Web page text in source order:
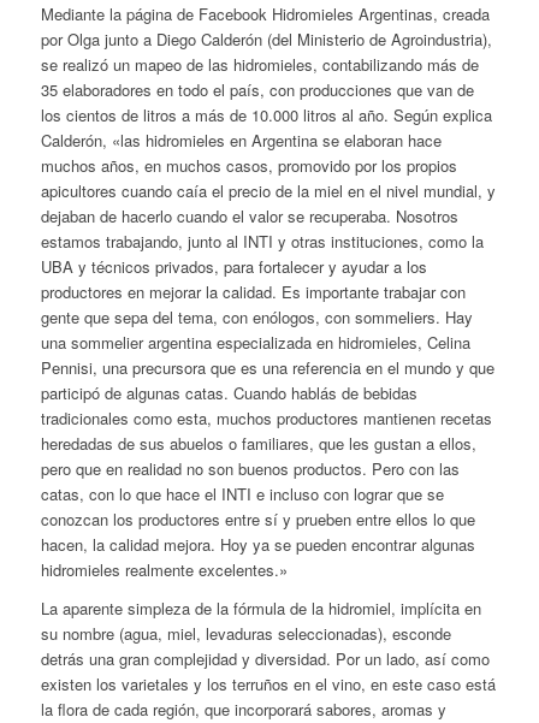
Mediante la página de Facebook Hidromieles Argentinas, creada
por Olga junto a Diego Calderón (del Ministerio de Agroindustria),
se realizó un mapeo de las hidromieles, contabilizando más de
35 elaboradores en todo el país, con producciones que van de
los cientos de litros a más de 10.000 litros al año. Según explica
Calderón, «las hidromieles en Argentina se elaboran hace
muchos años, en muchos casos, promovido por los propios
apicultores cuando caía el precio de la miel en el nivel mundial, y
dejaban de hacerlo cuando el valor se recuperaba. Nosotros
estamos trabajando, junto al INTI y otras instituciones, como la
UBA y técnicos privados, para fortalecer y ayudar a los
productores en mejorar la calidad. Es importante trabajar con
gente que sepa del tema, con enólogos, con sommeliers. Hay
una sommelierargentina especializada en hidromieles, Celina
Pennisi, una precursora que es una referencia en el mundo y que
participó de algunas catas. Cuando hablás de bebidas
tradicionales como esta, muchos productores mantienen recetas
heredadas de sus abuelos o familiares, que les gustan a ellos,
pero que en realidad no son buenos productos. Pero con las
catas, con lo que hace el INTI e incluso con lograr que se
conozcan los productores entre sí y prueben entre ellos lo que
hacen, la calidad mejora. Hoy ya se pueden encontrar algunas
hidromieles realmente excelentes.»
La aparente simpleza de la fórmula de la hidromiel, implícita en
su nombre (agua, miel, levaduras seleccionadas), esconde
detrás una gran complejidad y diversidad. Por un lado, así como
existen los varietales y los terruños en el vino, en este caso está
la flora de cada región, que incorporará sabores, aromas y